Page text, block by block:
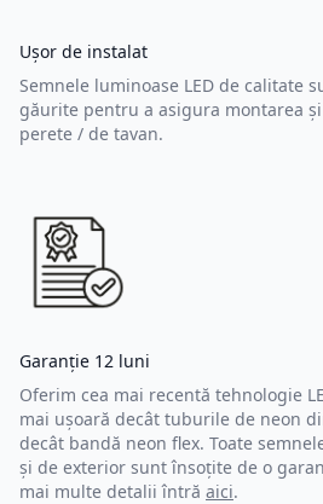
Ușor de instalat
Semnele luminoase LED de calitate
găurite pentru a asigura montarea
perete / de tavan.
Garanție 12 luni
Oferim cea mai recentă tehnologie
mai ușoară decât tuburile de neon
decât bandă neon flex. Toate
și de exterior sunt însoțite de o
mai multe detalii întră aici.